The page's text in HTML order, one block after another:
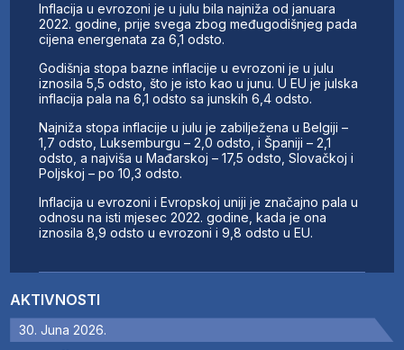
SWOT INTERVJU
UČLANI SE
KONTAKT
AKTIVNOSTI
30. Juna 2026.
Inflacija u evrozoni je u julu bila najniža od januara
2022. godine, prije svega zbog međugodišnjeg pada
cijena energenata za 6,1 odsto.
Godišnja stopa bazne inflacije u evrozoni je u julu
iznosila 5,5 odsto, što je isto kao u junu. U EU je julska
inflacija pala na 6,1 odsto sa junskih 6,4 odsto.
Najniža stopa inflacije u julu je zabilježena u Belgiji –
1,7 odsto, Luksemburgu – 2,0 odsto, i Španiji – 2,1
odsto, a najviša u Mađarskoj – 17,5 odsto, Slovačkoj i
Poljskoj – po 10,3 odsto.
Inflacija u evrozoni i Evropskoj uniji je značajno pala u
odnosu na isti mjesec 2022. godine, kada je ona
iznosila 8,9 odsto u evrozoni i 9,8 odsto u EU.